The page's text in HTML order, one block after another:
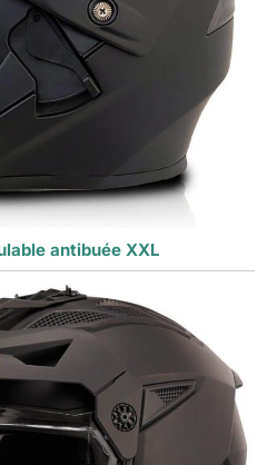
antibuée XXL